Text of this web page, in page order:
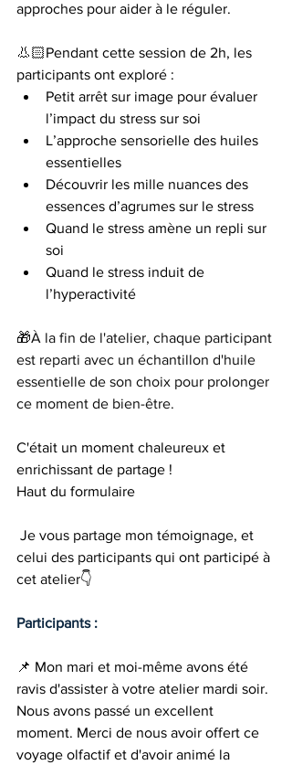
approches pour aider à le réguler.
👃🏻Pendant cette session de 2h, les
participants ont exploré :
Petit arrêt sur image pour évaluer
l’impact du stress sur soi
L’approche sensorielle des huiles
essentielles
Découvrir les mille nuances des
essences d’agrumes sur le stress
Quand le stress amène un repli sur
soi
Quand le stress induit de
l’hyperactivité
🎁À la fin de l'atelier, chaque participant
est reparti avec un échantillon d'huile
essentielle de son choix pour prolonger
ce moment de bien-être.
C'était un moment chaleureux et
enrichissant de partage !
Haut du formulaire
Je vous partage mon témoignage, et
celui des participants qui ont participé à
cet atelier👇
Participants :
📌 Mon mari et moi-même avons été
ravis d'assister à votre atelier mardi soir.
Nous avons passé un excellent
moment. Merci de nous avoir offert ce
voyage olfactif et d'avoir animé la